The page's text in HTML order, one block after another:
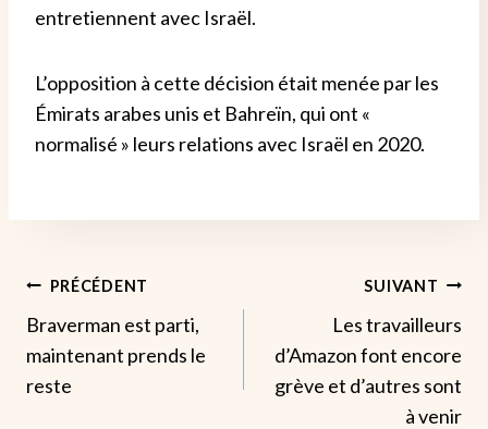
entretiennent avec Israël.
L’opposition à cette décision était menée par les
Émirats arabes unis et Bahreïn, qui ont «
normalisé » leurs relations avec Israël en 2020.
Navigation
De
L’article
PRÉCÉDENT
Braverman est parti,
maintenant prends le
reste
SUIVANT
Les travailleurs
d’Amazon font encore
grève et d’autres sont
à venir